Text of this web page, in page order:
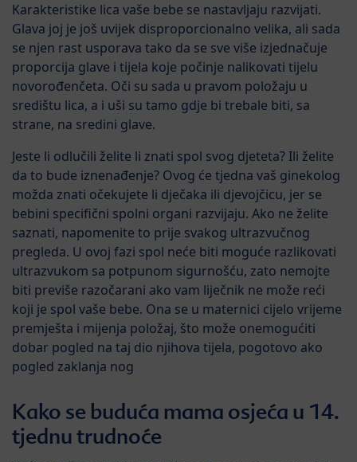
Karakteristike lica vaše bebe se nastavljaju razvijati.
Glava joj je još uvijek disproporcionalno velika, ali sada
se njen rast usporava tako da se sve više izjednačuje
proporcija glave i tijela koje počinje nalikovati tijelu
novorođenčeta. Oči su sada u pravom položaju u
središtu lica, a i uši su tamo gdje bi trebale biti, sa
strane, na sredini glave.
Jeste li odlučili želite li znati spol svog djeteta? Ili želite
da to bude iznenađenje? Ovog će tjedna vaš ginekolog
možda znati očekujete li dječaka ili djevojčicu, jer se
bebini specifični spolni organi razvijaju. Ako ne želite
saznati, napomenite to prije svakog ultrazvučnog
pregleda. U ovoj fazi spol neće biti moguće razlikovati
ultrazvukom sa potpunom sigurnošću, zato nemojte
biti previše razočarani ako vam liječnik ne može reći
koji je spol vaše bebe. Ona se u maternici cijelo vrijeme
premješta i mijenja položaj, što može onemogućiti
dobar pogled na taj dio njihova tijela, pogotovo ako
pogled zaklanja nog
Kako se buduća mama osjeća u 14.
tjednu trudnoće